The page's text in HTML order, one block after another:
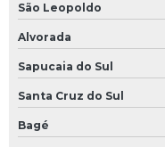
São Leopoldo
Alvorada
Sapucaia do Sul
Santa Cruz do Sul
Bagé